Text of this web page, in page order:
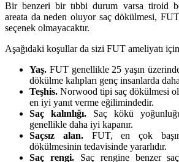
Bir benzeri bir tıbbi durum varsa tiroid
areata da neden oluyor saç dökülmesi,
seçenek olmayacaktır.
Aşağıdaki koşullar da sizi FUT ameliyatı
Yaş. FUT genellikle 25 yaşın
dökülme kalıpları genç insanlarda
Teşhis. Norwood tipi saç dökülmesi
en iyi yanıt verme eğilimindedir.
Saç kalınlığı. Saç kökü
genellikle daha iyi kapanır.
Saçsız alan. FUT, en çok
dökülmesinin tedavisinde yararlıdır.
Saç rengi. Saç rengine benzer